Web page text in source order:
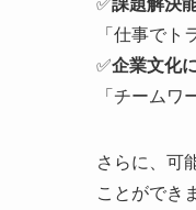
✅課題解決
「仕事でト
✅企業文化
「チームワ
さらに、可
ことができ